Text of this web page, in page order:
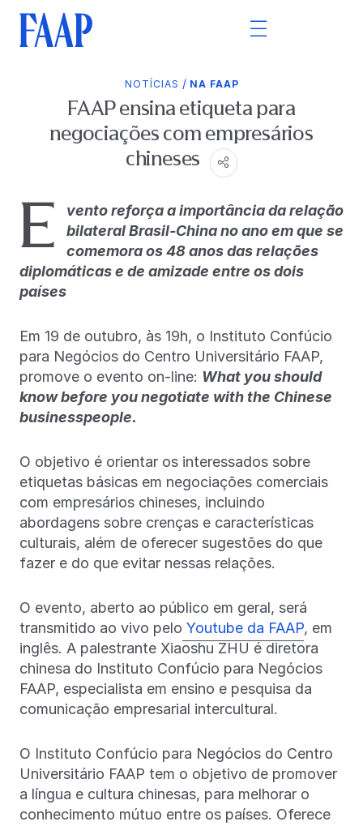
NOTÍCIAS / NA FAAP
FAAP ensina etiqueta para
negociações com empresários
chineses
E
vento reforça a importância da relação
bilateral Brasil-China no ano em que se
comemora os 48 anos das relações
diplomáticas e de amizade entre os dois
países
Em 19 de outubro, às 19h, o Instituto Confúcio
para Negócios do Centro Universitário FAAP,
promove o evento on-line: What you should
know before you negotiate with the Chinese
businesspeople.
O objetivo é orientar os interessados sobre
etiquetas básicas em negociações comerciais
com empresários chineses, incluindo
abordagens sobre crenças e características
culturais, além de oferecer sugestões do que
fazer e do que evitar nessas relações.
O evento, aberto ao público em geral, será
transmitido ao vivo pelo Youtube da FAAP, em
inglês. A palestrante Xiaoshu ZHU é diretora
chinesa do Instituto Confúcio para Negócios
FAAP, especialista em ensino e pesquisa da
comunicação empresarial intercultural.
O Instituto Confúcio para Negócios do Centro
Universitário FAAP tem o objetivo de promover
a língua e cultura chinesas, para melhorar o
conhecimento mútuo entre os países. Oferece